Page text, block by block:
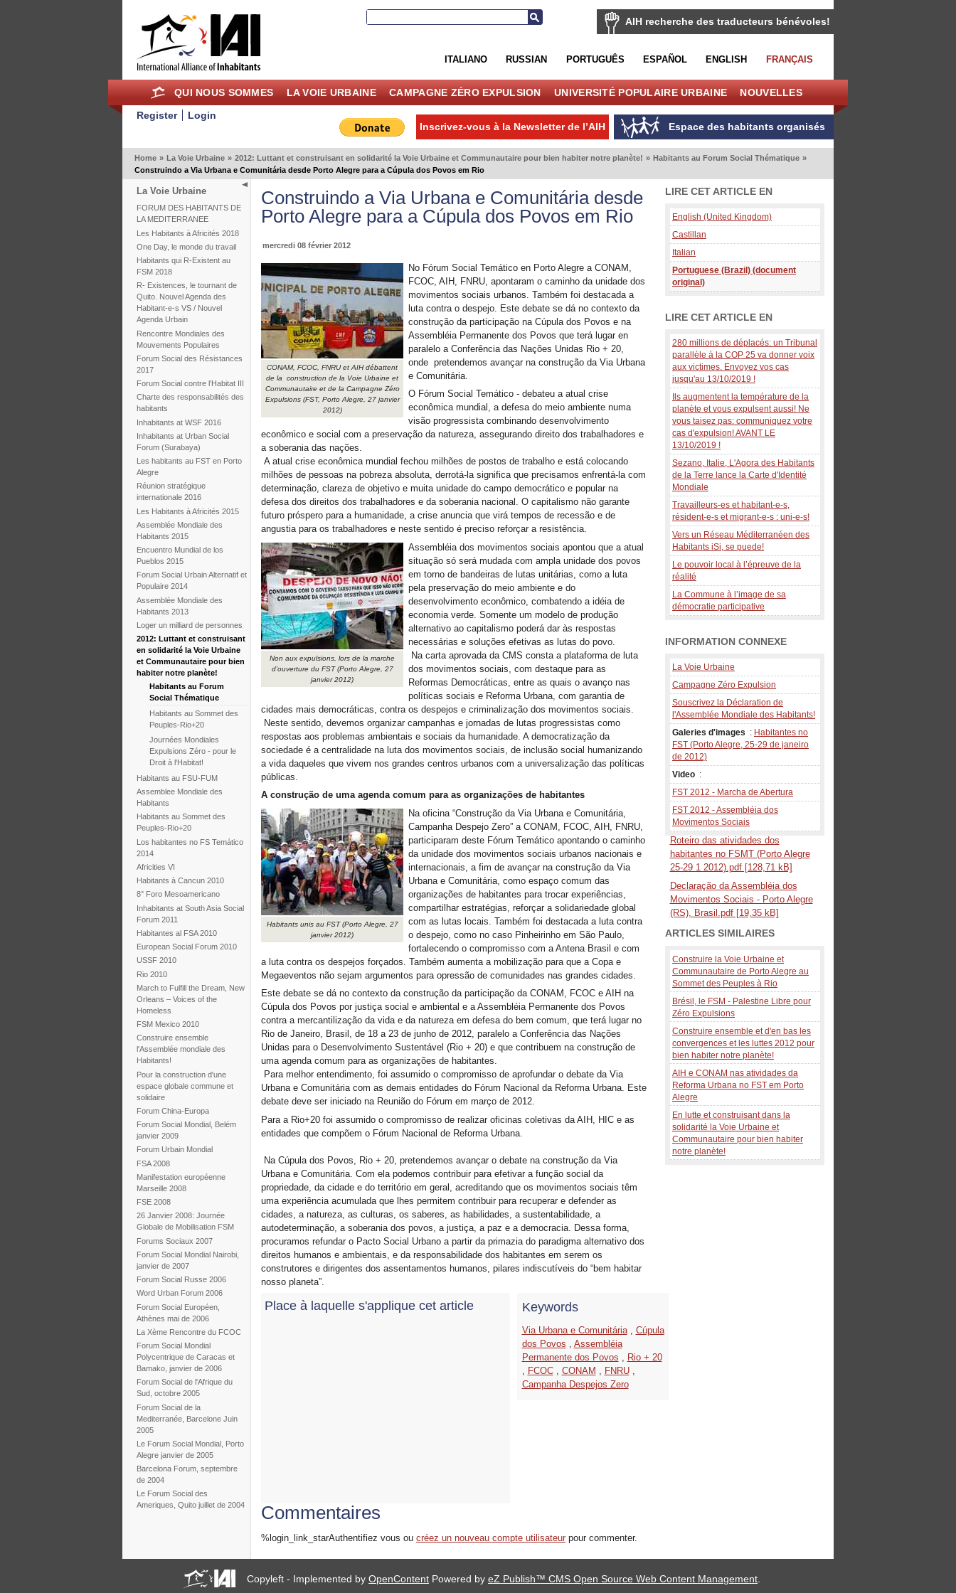
AIH recherche des traducteurs bénévoles!
ITALIANO RUSSIAN PORTUGUÊS ESPAÑOL ENGLISH FRANÇAIS
QUI NOUS SOMMES LA VOIE URBAINE CAMPAGNE ZÉRO EXPULSION UNIVERSITÉ POPULAIRE URBAINE NOUVELLES
Register
Login
Espace des habitants organisés
Inscrivez-vous à la Newsletter de l’AIH
Home » La Voie Urbaine » 2012: Luttant et construisant en solidarité la Voie Urbaine et Communautaire pour bien habiter notre planète! » Habitants au Forum Social Thématique »
Construindo a Via Urbana e Comunitária desde Porto Alegre para a Cúpula dos Povos em Rio
La Voie Urbaine
FORUM DES HABITANTS DE
LA MEDITERRANEE
Les Habitants à Africités 2018
One Day, le monde du travail
Habitants qui R-Existent au
FSM 2018
R- Existences, le tournant de
Quito. Nouvel Agenda des
Habitant-e-s VS / Nouvel
Agenda Urbain
Rencontre Mondiales des
Mouvements Populaires
Forum Social des Résistances
2017
Forum Social contre l’Habitat III
Charte des responsabilités des
habitants
Inhabitants at WSF 2016
Inhabitants at Urban Social
Forum (Surabaya)
Les habitants au FST en Porto
Alegre
Réunion stratégique
internationale 2016
Les Habitants à Africités 2015
Assemblée Mondiale des
Habitants 2015
Encuentro Mundial de los
Pueblos 2015
Forum Social Urbain Alternatif et
Populaire 2014
Assemblée Mondiale des
Habitants 2013
Loger un milliard de personnes
2012: Luttant et construisant
en solidarité la Voie Urbaine
et Communautaire pour bien
habiter notre planète!
Habitants au Forum
Social Thématique
Habitants au Sommet des
Peuples-Rio+20
Journées Mondiales
Expulsions Zéro - pour le
Droit à l'Habitat!
Habitants au FSU-FUM
Assemblee Mondiale des
Habitants
Habitants au Sommet des
Peuples-Rio+20
Los habitantes no FS Temático
2014
Africities VI
Habitants à Cancun 2010
8° Foro Mesoamericano
Inhabitants at South Asia Social
Forum 2011
Habitantes al FSA 2010
European Social Forum 2010
USSF 2010
Rio 2010
March to Fulfill the Dream, New
Orleans – Voices of the
Homeless
FSM Mexico 2010
Construire ensemble
l'Assemblée mondiale des
Habitants!
Pour la construction d'une
espace globale commune et
solidaire
Forum China-Europa
Forum Social Mondial, Belém
janvier 2009
Forum Urbain Mondial
FSA 2008
Manifestation européenne
Marseille 2008
FSE 2008
26 Janvier 2008: Journée
Globale de Mobilisation FSM
Forums Sociaux 2007
Forum Social Mondial Nairobi,
janvier de 2007
Forum Social Russe 2006
Word Urban Forum 2006
Forum Social Européen,
Athènes mai de 2006
La Xème Rencontre du FCOC
Forum Social Mondial
Polycentrique de Caracas et
Bamako, janvier de 2006
Forum Social de l'Afrique du
Sud, octobre 2005
Forum Social de la
Mediterranée, Barcelone Juin
2005
Le Forum Social Mondial, Porto
Alegre janvier de 2005
Barcelona Forum, septembre
de 2004
Le Forum Social des
Ameriques, Quito juillet de 2004
Construindo a Via Urbana e Comunitária desde
Porto Alegre para a Cúpula dos Povos em Rio
mercredi 08 février 2012
CONAM, FCOC, FNRU et AIH débattent
de la construction de la Voie Urbaine et
Communautaire et de la Campagne Zéro
Expulsions (FST, Porto Alegre, 27 janvier
2012)
No Fórum Social Temático en Porto Alegre a CONAM,
FCOC, AIH, FNRU, apontaram o caminho da unidade dos
movimentos sociais urbanos. Também foi destacada a
luta contra o despejo. Este debate se dá no contexto da
construção da participação na Cúpula dos Povos e na
Assembléia Permanente dos Povos que terá lugar en
paralelo a Conferência das Nações Unidas Rio + 20,
onde pretendemos avançar na construção da Via Urbana
e Comunitária.
O Fórum Social Temático - debateu a atual crise
econômica mundial, a defesa do meio ambiente numa
visão progressista combinando desenvolvimento
econômico e social com a preservação da natureza, assegurando direito dos trabalhadores e
a soberania das nações.
A atual crise econômica mundial fechou milhões de postos de trabalho e está colocando
milhões de pessoas na pobreza absoluta, derrotá-la significa que precisamos enfrentá-la com
determinação, clareza de objetivo e muita unidade do campo democrático e popular na
defesa dos direitos dos trabalhadores e da soberania nacional. O capitalismo não garante
futuro próspero para a humanidade, a crise anuncia que virá tempos de recessão e de
angustia para os trabalhadores e neste sentido é preciso reforçar a resistência.
Non aux expulsions, lors de la marche
d’ouverture du FST (Porto Alegre, 27
janvier 2012)
Assembléia dos movimentos sociais apontou que a atual
situação só será mudada com ampla unidade dos povos
em torno de bandeiras de lutas unitárias, como a luta
pela preservação do meio ambiente e do
desenvolvimento econômico, combatendo a idéia de
economia verde. Somente um modelo de produção
alternativo ao capitalismo poderá dar às respostas
necessárias e soluções efetivas as lutas do povo.
Na carta aprovada da CMS consta a plataforma de luta
dos movimentos sociais, com destaque para as
Reformas Democráticas, entre as quais o avanço nas
políticas sociais e Reforma Urbana, com garantia de
cidades mais democráticas, contra os despejos e criminalização dos movimentos sociais.
Neste sentido, devemos organizar campanhas e jornadas de lutas progressistas como
respostas aos problemas ambientais e sociais da humanidade. A democratização da
sociedade é a centralidade na luta dos movimentos sociais, de inclusão social humanizando
a vida daqueles que vivem nos grandes centros urbanos com a universalização das políticas
públicas.
A construção de uma agenda comum para as organizações de habitantes
Habitants unis au FST (Porto Alegre, 27
janvier 2012)
Na oficina “Construção da Via Urbana e Comunitária,
Campanha Despejo Zero” a CONAM, FCOC, AIH, FNRU,
participaram deste Fórum Temático apontando o caminho
da unidade dos movimentos sociais urbanos nacionais e
internacionais, a fim de avançar na construção da Via
Urbana e Comunitária, como espaço comum das
organizações de habitantes para trocar experiências,
compartilhar estratégias, reforçar a solidariedade global
com as lutas locais. Também foi destacada a luta contra
o despejo, como no caso Pinheirinho em São Paulo,
fortalecendo o compromisso com a Antena Brasil e com
a luta contra os despejos forçados. Também aumenta a mobilização para que a Copa e
Megaeventos não sejam argumentos para opressão de comunidades nas grandes cidades.
Este debate se dá no contexto da construção da participação da CONAM, FCOC e AIH na
Cúpula dos Povos por justiça social e ambiental e a Assembléia Permanente dos Povos
contra a mercantilização da vida e da natureza em defesa do bem comum, que terá lugar no
Rio de Janeiro, Brasil, de 18 a 23 de junho de 2012, paralelo a Conferência das Nações
Unidas para o Desenvolvimento Sustentável (Rio + 20) e que contribuem na construção de
uma agenda comum para as organizações de habitantes.
Para melhor entendimento, foi assumido o compromisso de aprofundar o debate da Via
Urbana e Comunitária com as demais entidades do Fórum Nacional da Reforma Urbana. Este
debate deve ser iniciado na Reunião do Fórum em março de 2012.
Para a Rio+20 foi assumido o compromisso de realizar oficinas coletivas da AIH, HIC e as
entidades que compõem o Fórum Nacional de Reforma Urbana.
Na Cúpula dos Povos, Rio + 20, pretendemos avançar o debate na construção da Via
Urbana e Comunitária. Com ela podemos contribuir para efetivar a função social da
propriedade, da cidade e do território em geral, acreditando que os movimentos sociais têm
uma experiência acumulada que lhes permitem contribuir para recuperar e defender as
cidades, a natureza, as culturas, os saberes, as habilidades, a sustentabilidade, a
autodeterminação, a soberania dos povos, a justiça, a paz e a democracia. Dessa forma,
procuramos refundar o Pacto Social Urbano a partir da primazia do paradigma alternativo dos
direitos humanos e ambientais, e da responsabilidade dos habitantes em serem os
construtores e dirigentes dos assentamentos humanos, pilares indiscutíveis do “bem habitar
nosso planeta”.
Place à laquelle s'applique cet article Keywords
Via Urbana e Comunitária, Cúpula
dos Povos
Assembléia
Permanente dos Povos
Rio + 20
FCOC, CONAM FNRU,
Campanha Despejos Zero
Commentaires
%login_link_starAuthentifiez vous oucréez un nouveau compte utilisateur pour commenter.
LIRE CET ARTICLE EN
English (United Kingdom)
Castillan
Italian
Portuguese (Brazil) (document
original)
LIRE CET ARTICLE EN
280 millions de déplacés: un Tribunal
parallèle à la COP 25 va donner voix
aux victimes. Envoyez vos cas
jusqu'au 13/10/2019 !
Ils augmentent la température de la
planète et vous expulsent aussi! Ne
vous taisez pas: communiquez votre
cas d'expulsion! AVANT LE
13/10/2019 !
Sezano, Italie, L'Agora des Habitants
de la Terre lance la Carte d'Identité
Mondiale
Travailleurs-es et habitant-e-s,
résident-e-s et migrant-e-s : uni-e-s!
Vers un Réseau Méditerranéen des
Habitants iSi, se puede!
Le pouvoir local à l’épreuve de la
réalité
La Commune à l’image de sa
démocratie participative
INFORMATION CONNEXE
La Voie Urbaine
Campagne Zéro Expulsion
Souscrivez la Déclaration de
l'Assemblée Mondiale des Habitants!
Galeries d'images : Habitantes no
FST (Porto Alegre, 25-29 de janeiro
de 2012)
Video :
FST 2012 - Marcha de Abertura
FST 2012 - Assembléia dos
Movimentos Sociais
Roteiro das atividades dos
habitantes no FSMT (Porto Alegre
25-29 1 2012).pdf [128,71 kB]
Declaração da Assembléia dos
Movimentos Sociais - Porto Alegre
(RS), Brasil.pdf [19,35 kB]
ARTICLES SIMILAIRES
Construire la Voie Urbaine et
Communautaire de Porto Alegre au
Sommet des Peuples à Rio
Brésil, le FSM - Palestine Libre pour
Zéro Expulsions
Construire ensemble et d'en bas les
convergences et les luttes 2012 pour
bien habiter notre planète!
AIH e CONAM nas atividades da
Reforma Urbana no FST em Porto
Alegre
En lutte et construisant dans la
solidarité la Voie Urbaine et
Communautaire pour bien habiter
notre planète!
Copyleft - Implemented byOpenContent Powered byeZ Publish™ CMS Open Source Web Content Management